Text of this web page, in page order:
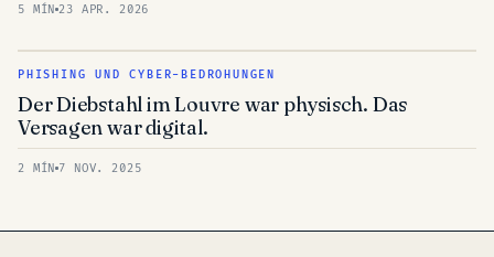
5 MÍN 23 APR. 2026
PHISHING UND CYBER-BEDROHUNGEN
Der Diebstahl im Louvre war physisch. Das
Versagen war digital.
2 MÍN 7 NOV. 2025